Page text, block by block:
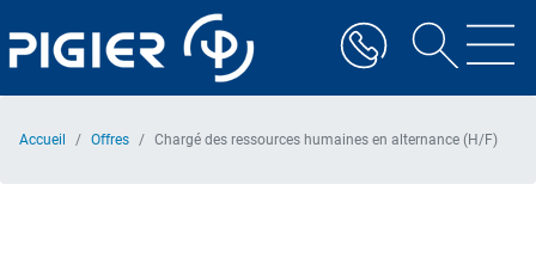
au
contenu
Accueil Offres Chargé des ressources humaines en alternance (H/F)